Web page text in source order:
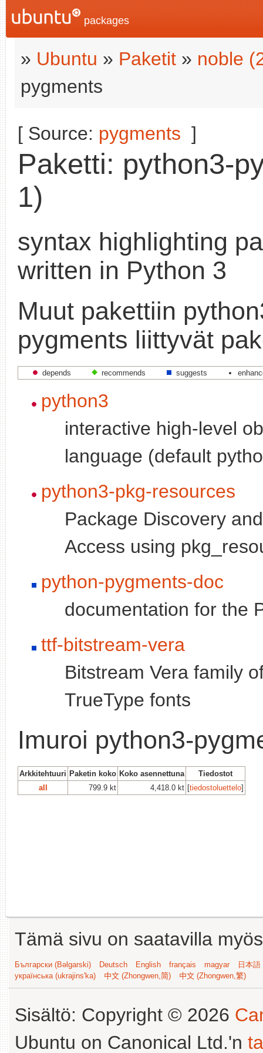
packages
» Ubuntu » Paketit » noble
pygments
[ Source: pygments ]
Paketti: python3-
1)
syntax highlighting
written in Python 3
Muut pakettiin
pygments liittyvät
depends recommends suggests
python3
interactive high-level
language (default
python3-pkg-resources
Package Discovery
Access using
python-pygments-doc
documentation for the
ttf-bitstream-vera
Bitstream Vera family
TrueType fonts
Imuroi python3-
Arkkitehtuuri Paketin koko Koko asennettuna
Tiedostot
all
799.9 kt 4,418.0 kt [tiedostoluettelo]
Tämä sivu on saatavilla
Български (Bəlgarski) Deutsch English français magyar
日本
українська (ukrajins'ka)
中文 (Zhongwen,简) 中文 (Zhongwen,繁)
Sisältö: Copyright © 2026
Ubuntu on Canonical Ltd.'n